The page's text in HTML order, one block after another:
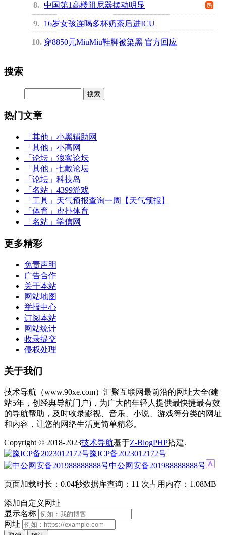
8 中国第1高楼阻尼器摆动明显
9 16岁女孩连喝多杯奶茶后进ICU
10 穿8850元MiuMiu鞋脚被染黑 官方回应
搜索
热门文章
「其他」 小黑辅助网
「其他」 小高网
「论坛」 浪客论坛
「其他」 七散论坛
「论坛」 科技岛
「名站」 4399游戏
「工具」 天气预报查询一周【天气预报】
「体育」
虎扑体育
「名站」 学信网
更多精彩
免责声明
广告合作
关于本站
网站地图
举报中心
订阅本站
网站统计
收录提交
侵权处理
关于我们
技术导航（www.90xe.com）汇聚互联网最前沿的网址大全(建
站5年，创经典导航门户)，为广大的年轻人提供最快捷最有效
的导航帮助，及时收录影视、音乐、小说、游戏等分类的网址
和内容，让您的网络生活更简单精彩。
Copyright © 2018-2023技术导航基于Z-BlogPHP搭建.
豫ICP备2023012172号
中公网安备201988888888号
页面加载时长：0.04秒数据库查询：11 次占用内存：1.08MB
添加自定义网址
显示名称
网址